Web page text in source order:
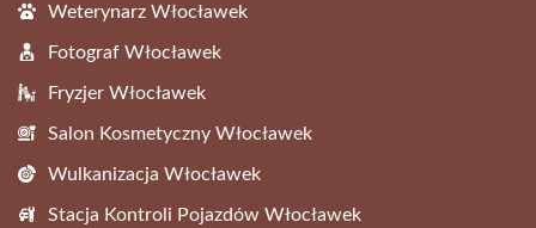
Weterynarz Włocławek
Fotograf Włocławek
Fryzjer Włocławek
Salon Kosmetyczny Włocławek
Wulkanizacja Włocławek
Stacja Kontroli Pojazdów Włocławek